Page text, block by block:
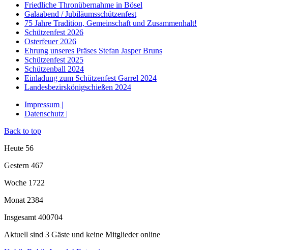
Friedliche Thronübernahme in Bösel
Galaabend / Jubiläumsschützenfest
75 Jahre Tradition, Gemeinschaft und Zusammenhalt!
Schützenfest 2026
Osterfeuer 2026
Ehrung unseres Präses Stefan Jasper Bruns
Schützenfest 2025
Schützenball 2024
Einladung zum Schützenfest Garrel 2024
Landesbezirskönigschießen 2024
Impressum |
Datenschutz |
Back to top
Heute 56
Gestern 467
Woche 1722
Monat 2384
Insgesamt 400704
Aktuell sind 3 Gäste und keine Mitglieder online